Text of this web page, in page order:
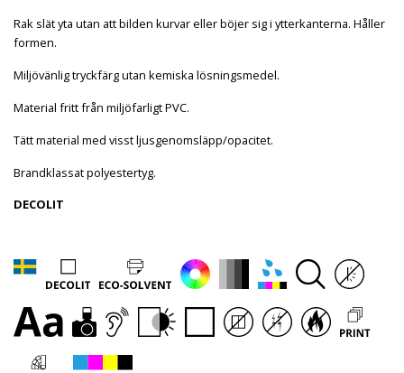
Rak slät yta utan att bilden kurvar eller böjer sig i ytterkanterna. Håller
formen.
Miljövänlig tryckfärg utan kemiska lösningsmedel.
Material fritt från miljöfarligt PVC.
Tätt material med visst ljusgenomsläpp/opacitet.
Brandklassat polyestertyg.
DECOLIT